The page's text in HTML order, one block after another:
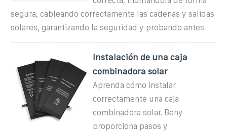
segura, cableando correctamente las cadenas y salidas
solares, garantizando la seguridad y probando antes
Instalación de una caja
combinadora solar
Aprenda cómo instalar
correctamente una caja
combinadora solar. Beny
proporciona pasos y